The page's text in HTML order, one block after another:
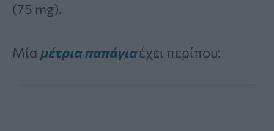
(75 mg).
Μία μέτρια παπάγιαέχει περίπου: